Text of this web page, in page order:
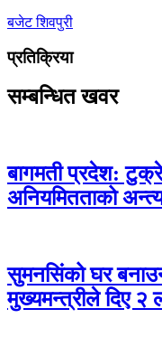
बजेटशिवपुरी
प्रतिक्रिया
सम्बन्धित खवर
बागमती प्रदेश:
अनियमितताको
सुमनसिंको घर
मुख्यमन्त्रीले दिए २